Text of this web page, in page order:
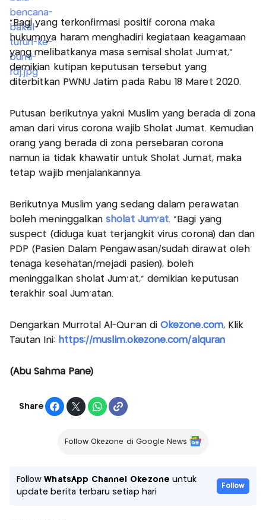
"Bagi yang terkonfirmasi positif corona maka
hukumnya haram menghadiri kegiataan keagamaan
yang melibatkanya masa semisal sholat Jum'at,"
demikian kutipan keputusan tersebut yang
diterbitkan PWNU Jatim pada Rabu 18 Maret 2020.
Putusan berikutnya yakni Muslim yang berada di zona
aman dari virus corona wajib Sholat Jumat. Kemudian
orang yang berada di zona persebaran corona
namun ia tidak khawatir untuk Sholat Jumat, maka
tetap wajib menjalankannya.
Berikutnya Muslim yang sedang dalam perawatan
boleh meninggalkansholat Jum'at. "Bagi yang
suspect (diduga kuat terjangkit virus corona) dan dan
PDP (Pasien Dalam Pengawasan/sudah dirawat oleh
tenaga kesehatan/mejadi pasien), boleh
meninggalkan sholat Jum'at," demikian keputusan
terakhir soal Jum'atan.
Dengarkan Murrotal Al-Qur'an diOkezone.com, Klik
Tautan Ini: https://muslim.okezone.com/alquran
(Abu Sahma Pane)
Share
Follow Okezone di Google News
FollowWhatsApp Channel Okezone untuk
update berita terbaru setiap hari
Follow